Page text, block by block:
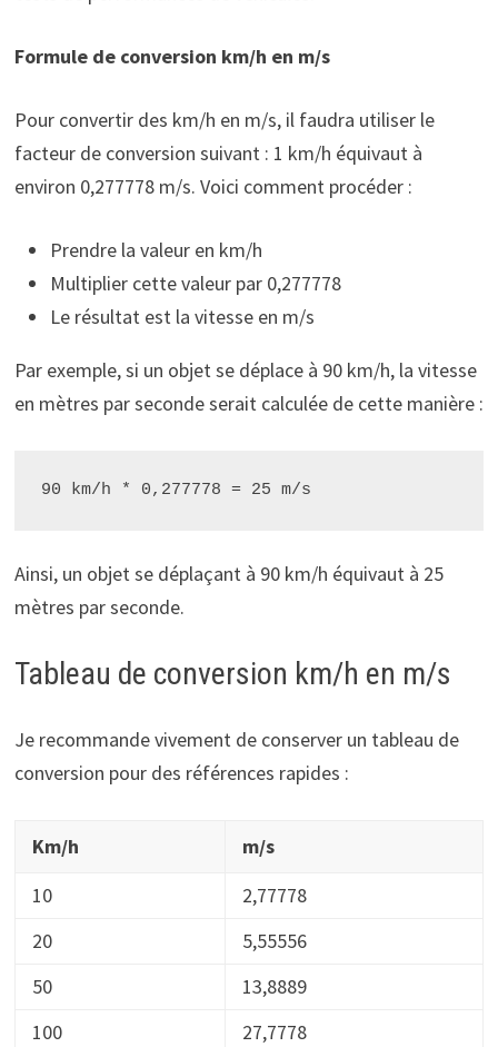
Formule de conversion km/h en m/s
Pour convertir des km/h en m/s, il faudra utiliser le
facteur de conversion suivant : 1 km/h équivaut à
environ 0,277778 m/s. Voici comment procéder :
Prendre la valeur en km/h
Multiplier cette valeur par 0,277778
Le résultat est la vitesse en m/s
Par exemple, si un objet se déplace à 90 km/h, la vitesse
en mètres par seconde serait calculée de cette manière :
90 km/h * 0,277778 = 25 m/s
Ainsi, un objet se déplaçant à 90 km/h équivaut à 25
mètres par seconde.
Tableau de conversion km/h en m/s
Je recommande vivement de conserver un tableau de
conversion pour des références rapides :
Km/h
m/s
10
2,77778
20
5,55556
50
13,8889
100
27,7778